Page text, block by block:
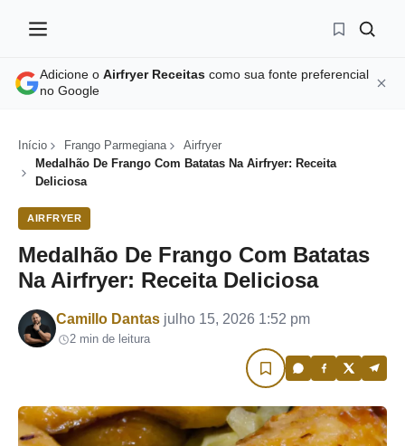
Adicione o Airfryer Receitas como sua fonte preferencial
no Google
Início Frango Parmegiana
Airfryer
Medalhão De Frango Com Batatas Na Airfryer: Receita
Deliciosa
AIRFRYER
Medalhão De Frango Com Batatas
Na Airfryer: Receita Deliciosa
Por
Camillo Dantas julho 15, 2026 1:52 pm
2 min de leitura